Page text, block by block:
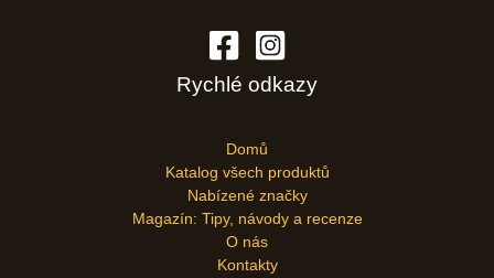
Rychlé odkazy
Domů
Katalog všech produktů
Nabízené značky
Magazín: Tipy, návody a recenze
O nás
Kontakty